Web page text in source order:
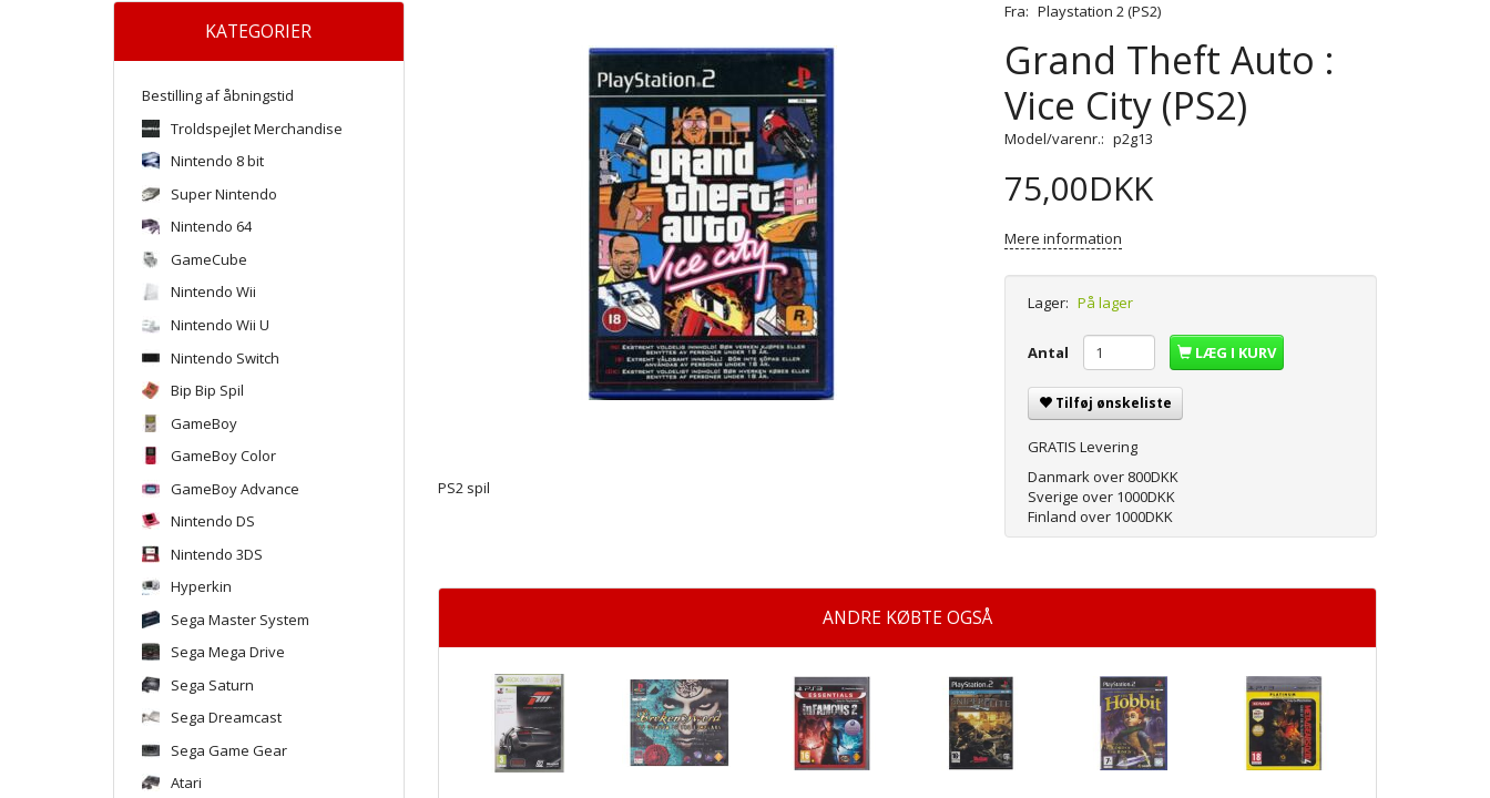
KATEGORIER
Bestilling af åbningstid
Troldspejlet Merchandise
Nintendo 8 bit
Super Nintendo
Nintendo 64
GameCube
Nintendo Wii
Nintendo Wii U
Nintendo Switch
Bip Bip Spil
GameBoy
GameBoy Color
GameBoy Advance
Nintendo DS
Nintendo 3DS
Hyperkin
Sega Master System
Sega Mega Drive
Sega Saturn
Sega Dreamcast
Sega Game Gear
Atari
PS2 spil
Fra: Playstation 2 (PS2)
Grand Theft Auto :
Vice City (PS2)
Model/varenr.: p2g13
75,00DKK
Mere information
Lager: På lager
Antal LÆG I KURV
Tilføj ønskeliste
GRATIS Levering
Danmark over 800DKK
Sverige over 1000DKK
Finland over 1000DKK
ANDRE KØBTE OGSÅ